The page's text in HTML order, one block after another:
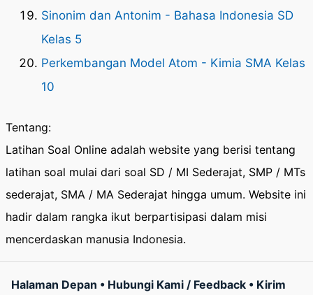
Sinonim dan Antonim - Bahasa Indonesia SD
Kelas 5
Perkembangan Model Atom - Kimia SMA Kelas
10
Tentang:
Latihan Soal Online adalah website yang berisi tentang
latihan soal mulai dari soal SD / MI Sederajat, SMP / MTs
sederajat, SMA / MA Sederajat hingga umum. Website ini
hadir dalam rangka ikut berpartisipasi dalam misi
mencerdaskan manusia Indonesia.
Halaman Depan • Hubungi Kami / Feedback • Kirim